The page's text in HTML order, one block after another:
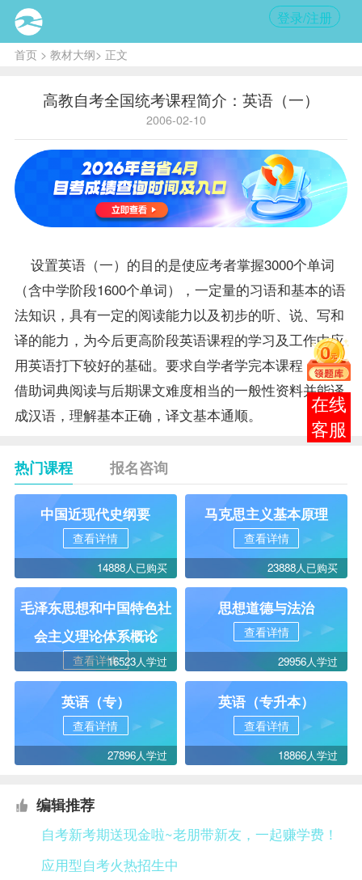
登录/注册
首页> 教材大纲> 正文
高教自考全国统考课程简介：英语（一）
2006-02-10
设置英语（一） 的目的是使应考者掌握3000个单词
（含中学阶段1600个单词），一定量的习语和基本的语
法知识，具有一定的阅读能力以及初步的听、说、写和
译的能力，为今后更高阶段英语课程的学习及工作中应
用英语打下较好的基础。要求自学者学完本课程，应能
借助词典阅读与后期课文难度相当的一般性资料并能译
成汉语，理解基本正确，译文基本通顺。
热门课程 报名咨询
中国近现代史纲要
查看详情
14888人已购买
马克思主义基本原理
查看详情
23888人已购买
毛泽东思想和中国特色社
会主义理论体系概论
查看详情16523人学过
思想道德与法治
查看详情
29956人学过
英语（专）
查看详情
27896人学过
英语（专升本）
查看详情
18866人学过
编辑推荐
自考新考期送现金啦~老朋带新友，一起赚学费！
应用型自考火热招生中
在线
客服